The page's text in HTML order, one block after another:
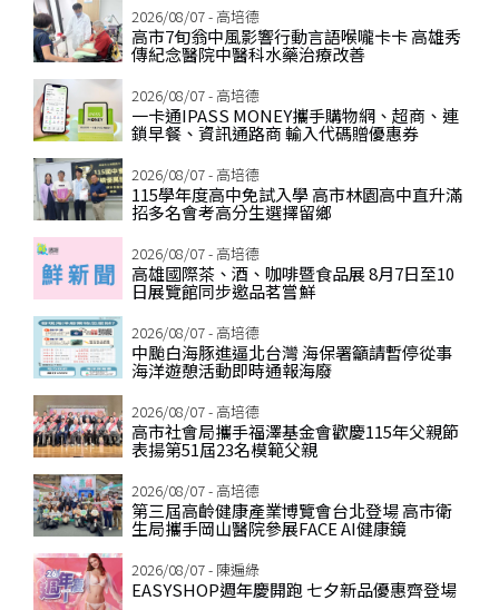
2026/08/07 - 高培德
高市7旬翁中風影響行動言語喉嚨卡卡 高雄秀
傳紀念醫院中醫科水藥治療改善
2026/08/07 - 高培德
一卡通IPASS MONEY攜手購物網、超商、連
鎖早餐、資訊通路商 輸入代碼贈優惠券
2026/08/07 - 高培德
115學年度高中免試入學 高市林園高中直升滿
招多名會考高分生選擇留鄉
2026/08/07 - 高培德
高雄國際茶、酒、咖啡暨食品展 8月7日至10
日展覽館同步邀品茗嘗鮮
2026/08/07 - 高培德
中颱白海豚進逼北台灣 海保署籲請暫停從事
海洋遊憩活動即時通報海廢
2026/08/07 - 高培德
高市社會局攜手福澤基金會歡慶115年父親節
表揚第51屆23名模範父親
2026/08/07 - 高培德
第三屆高齡健康產業博覽會台北登場 高市衛
生局攜手岡山醫院參展FACE AI健康鏡
2026/08/07 - 陳遍綠
EASYSHOP週年慶開跑 七夕新品優惠齊登場